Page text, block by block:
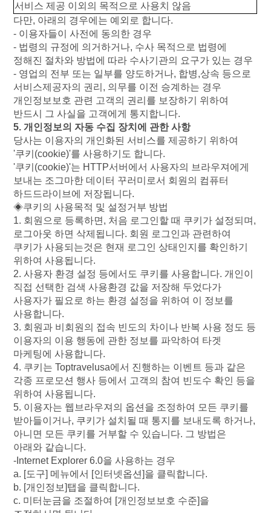
서비스 제공 이외의 목적으로 사용치
않음
다만, 아래의 경우에는 예외로 합니다.
- 이용자들이 사전에 동의한 경우
- 법령의 규정에 의거하거나, 수사 목적으로 법령에
정해진 절차와 방법에 따라 수사기관의 요구가 있는 경우
- 영업의 전부 또는 일부를 양도하거나, 합병,상속 등으로
서비스제공자의 권리 , 의무를 이전 승계하는 경우
개인정보보호 관련 고객의 권리를 보장하기
위하여
반드시
그 사실을 고객에게 통지합니다.
5.개인정보의 자동 수집 장치에 관한 사항
당사는 이용자의 개인화된 서비스를 제공하기
위하여
'쿠키 (cookie)'를 사용하기도 합니다.
'쿠키 (cookie)'는 HTTP서버에서 사용자의
브라우져에게
보내는 조그마한 데이터 꾸러미로서 회원의 컴퓨터
하드드라이브에 저장됩니다.
◈쿠키의 사용목적 및 설정거부 방법
1. 회원으로 등록하면 , 처음 로그인할 때 쿠키가 설정되며 ,
로그아웃 하면 삭제됩니다. 회원 로그인과 관련하여
쿠키가 사용되는것은 현재 로그인 상태인지를 확인하기
위하여 사용됩니다.
2.사용자 환경 설정 등에서도 쿠키를 사용합니다. 개인이
직접 선택한 검색 사용환경 값을 저장해 두었다가
사용자가 필요로 하는 환경 설정을 위하여 이
정보를
사용합니다.
3. 회원과 비회원의 접속 빈도의 차이나 반복 사용 정도 등
이용자의 이용 행동에 관한 정보를 파악하여 타겟
마케팅에 사용합니다.
4. 쿠키는 Toptravelusa에서 진행하는 이벤트 등과 같은
각종 프로모션 행사 등에서 고객의 참여 빈도수 확인
등을
위하여 사용됩니다.
5. 이용자는 웹브라우져의 옵션을 조정하여 모든 쿠키를
받아들이거나, 쿠키가 설치될 때 통지를 보내도록 하거나,
아니면 모든 쿠키를 거부할 수 있습니다. 그 방법은
아래와 같습니다.
-Internet Explorer 6.0을 사용하는 경우
a. [도구] 메뉴에서 [인터넷옵션]을 클릭합니다.
b. [개인정보]탭을 클릭합니다.
c. 미터눈금을 조절하여 [개인정보보호 수준]을